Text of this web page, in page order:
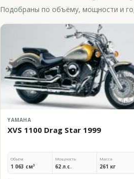
Подобраны по объёму, мощности и
YAMAHA
XVS 1100 Drag Star 1999
Объём
1 063 см³
Мощность
62 л.с.
Масса
261 кг